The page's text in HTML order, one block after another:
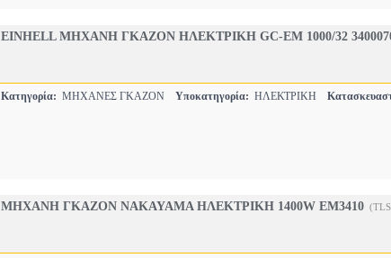
EINHELL ΜΗΧΑΝΗ ΓΚΑΖΟΝ ΗΛΕΚΤΡΙΚΗ GC-EM 1000/32
Κατηγορία: ΜΗΧΑΝΕΣ ΓΚΑΖΟΝ Υποκατηγορία: ΗΛΕΚΤΡΙΚΗ
ΜΗΧΑΝΗ ΓΚΑΖΟΝ NAKAYAMA ΗΛΕΚΤΡΙΚΗ 1400W EM3410